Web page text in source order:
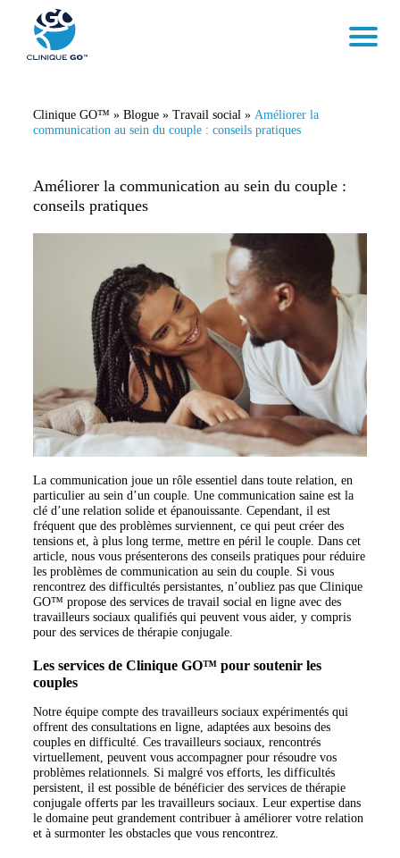
Clinique GO™ » Blogue » Travail social » Améliorer la
communication au sein du couple : conseils pratiques
Améliorer la communication au sein du couple :
conseils pratiques
La communication joue un rôle essentiel dans toute relation, en
particulier au sein d’un couple. Une communication saine est la
clé d’une relation solide et épanouissante. Cependant, il est
fréquent que des problèmes surviennent, ce qui peut créer des
tensions et, à plus long terme, mettre en péril le couple. Dans cet
article, nous vous présenterons des conseils pratiques pour réduire
les problèmes de communication au sein du couple. Si vous
rencontrez des difficultés persistantes, n’oubliez pas que Clinique
GO™ propose des services de travail social en ligne avec des
travailleurs sociaux qualifiés qui peuvent vous aider, y compris
pour des services de thérapie conjugale.
Les services de Clinique GO™ pour soutenir les
couples
Notre équipe compte des travailleurs sociaux expérimentés qui
offrent des consultations en ligne, adaptées aux besoins des
couples en difficulté. Ces travailleurs sociaux, rencontrés
virtuellement, peuvent vous accompagner pour résoudre vos
problèmes relationnels. Si malgré vos efforts, les difficultés
persistent, il est possible de bénéficier des services de thérapie
conjugale offerts par les travailleurs sociaux. Leur expertise dans
le domaine peut grandement contribuer à améliorer votre relation
et à surmonter les obstacles que vous rencontrez.